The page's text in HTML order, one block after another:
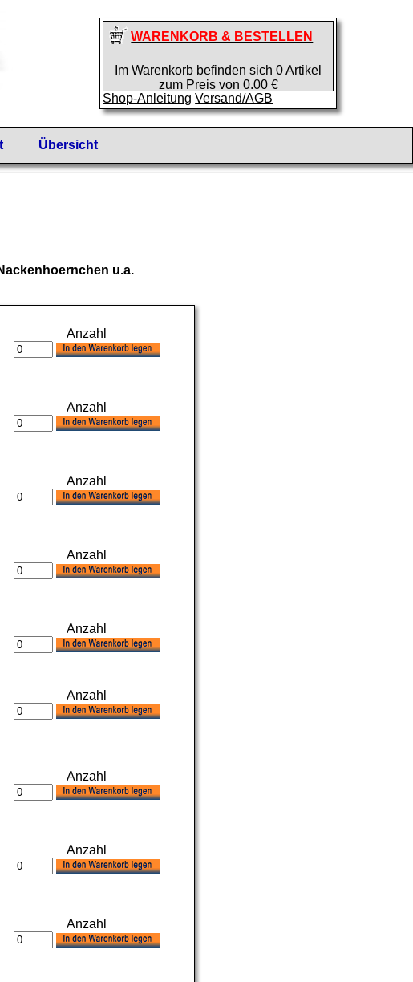
WARENKORB & BESTELLEN
Im Warenkorb befinden sich 0 Artikel
zum Preis von 0.00 €
Shop-Anleitung Versand/AGB
Übersicht
u.a.
Anzahl
Anzahl
Anzahl
Anzahl
Anzahl
Anzahl
Anzahl
Anzahl
Anzahl